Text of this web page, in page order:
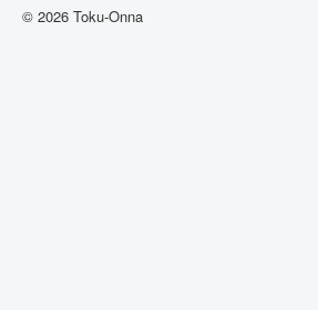
Mechas
© 2026 Toku-Onna